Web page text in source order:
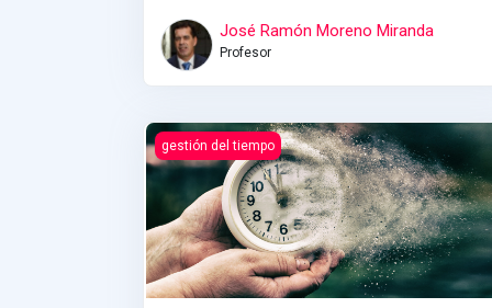
José Ramón Moreno Miranda
Profesor
Gestión eficaz del tiempo (Cabildo de
gestión del tiempo